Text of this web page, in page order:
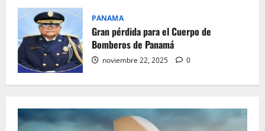
PANAMA
Gran pérdida para el Cuerpo de
Bomberos de Panamá
noviembre 22, 2025 0